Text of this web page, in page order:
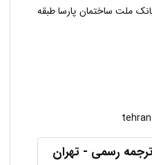
ملت ساختمان پارسا طبقه
رسمی - تهران